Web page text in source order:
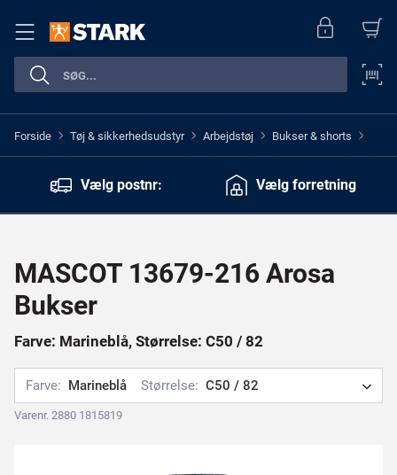
Forside > Tøj & sikkerhedsudstyr > Arbejdstøj > Bukser & shorts >
Vælg postnr: Vælg forretning
MASCOT 13679-216 Arosa
Bukser
Farve: Marineblå, Størrelse: C50 / 82
Farve: Marineblå Størrelse: C50 / 82
Varenr. 2880 1815819